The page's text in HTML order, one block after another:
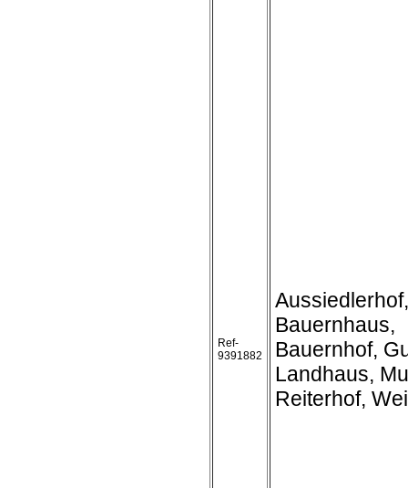
Ref-
9391882
Aussiedlerhof,
Bauernhaus,
Bauernhof,
Landhaus,
Reiterhof,